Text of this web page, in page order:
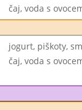
čaj, voda s
jogurt, piškoty,
čaj, voda s